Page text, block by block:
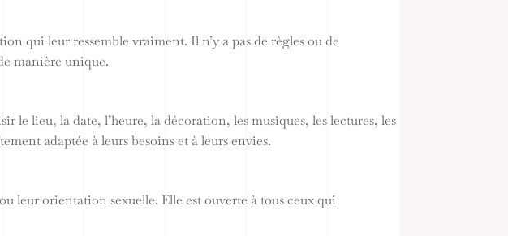
qui leur ressemble vraiment. Il n’y a pas de règles ou de
manière unique.
lieu, la date, l’heure, la décoration, les musiques, les lectures, les
adaptée à leurs besoins et à leurs envies.
leur orientation sexuelle. Elle est ouverte à tous ceux qui